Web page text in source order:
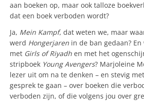
aan boeken op, maar ook talloze
dat een boek verboden wordt?
Ja, Mein Kampf, dat weten we, maar
werd Hongerjaren in de ban gedaan?
met Girls of Riyadh en met het
stripboek Young Avengers? Marjoleine
lezer uit om na te denken – en stevig
gesprek te gaan – over boeken die
verboden zijn, of die volgens jou over